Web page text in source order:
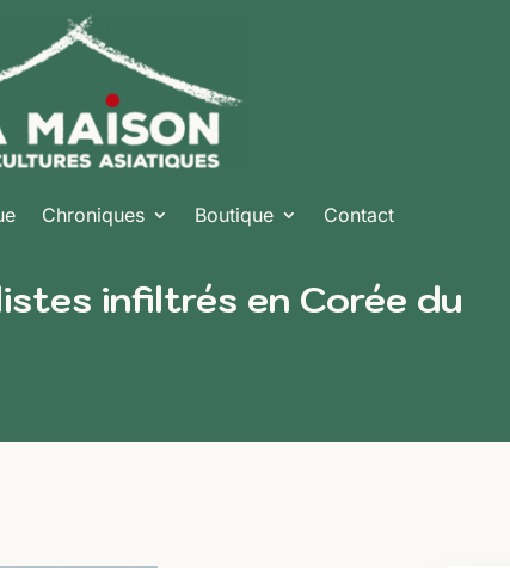
Chroniques Boutique Contact
infiltrés en Corée du